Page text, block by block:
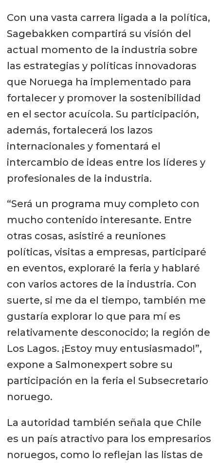
Con una vasta carrera ligada a la política,
Sagebakken compartirá su visión del
actual momento de la industria sobre
las estrategias y políticas innovadoras
que Noruega ha implementado para
fortalecer y promover la sostenibilidad
en el sector acuícola. Su participación,
además, fortalecerá los lazos
internacionales y fomentará el
intercambio de ideas entre los líderes y
profesionales de la industria.
“Será un programa muy completo con
mucho contenido interesante. Entre
otras cosas, asistiré a reuniones
políticas, visitas a empresas, participaré
en eventos, exploraré la feria y hablaré
con varios actores de la industria. Con
suerte, si me da el tiempo, también me
gustaría explorar lo que para mí es
relativamente desconocido; la región de
Los Lagos. ¡Estoy muy entusiasmado!”,
expone a Salmonexpert sobre su
participación en la feria el Subsecretario
noruego.
La autoridad también señala que Chile
es un país atractivo para los empresarios
noruegos, como lo reflejan las listas de